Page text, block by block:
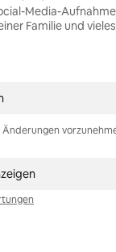
Media-
Familie und
wenn die
vom üblichen